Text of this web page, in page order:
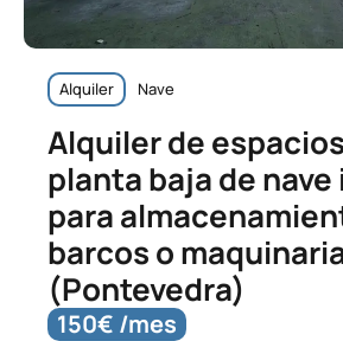
Alquiler Nave
Alquiler de
planta baja de
para
barcos o
(Pontevedra)
150€ /mes